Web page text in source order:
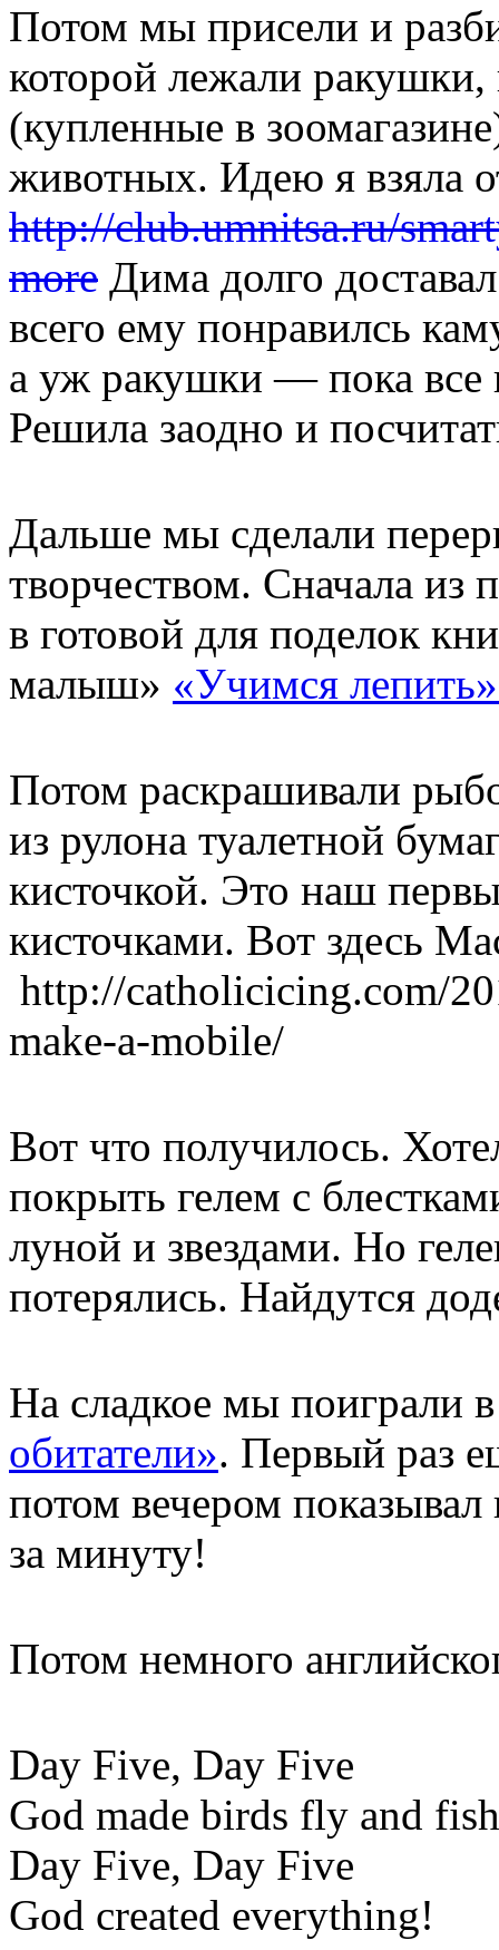
Потом мы присели и
которой лежали
(купленные в
животных. Идею я взяла
http://club.umnitsa.ru/
more Дима долго
всего ему понравилсь
а уж ракушки — пока
Решила заодно и
Дальше мы сделали
творчеством. Сначала из
в готовой для поделок
малыш» «Учимся
Потом раскрашивали
из рулона туалетной
кисточкой. Это наш
кисточками. Вот здесь
http://catholicicing.com/
make-a-mobile/
Вот что получилось.
покрыть гелем с
луной и звездами. Но
потерялись. Найдутся
На сладкое мы поиграли
обитатели». Первый раз
потом вечером
за минуту!
Потом немного
Day Five, Day Five
God made birds fly and
Day Five, Day Five
God created everything!